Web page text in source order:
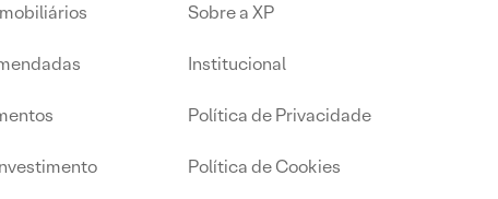
Sobre a XP
Institucional
Política de Privacidade
Política de Cookies